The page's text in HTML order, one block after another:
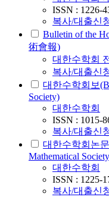
ISSN : 1226-
복사/대출신
Bulletin of the
術會報)
대한수학회
복사/대출신
대한수학회보
Society)
대한수학회
ISSN : 1015-
복사/대출신
대한수학회논문
Mathematical
대한수학회
ISSN : 1225-
복사/대출신